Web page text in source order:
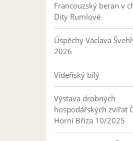
Francouzský beran v
Dity Rumlové
Úspěchy Václava
2026
Vídeňský bílý
Výstava drobných
hospodářských zvířat
Horní Bříza 10/2025